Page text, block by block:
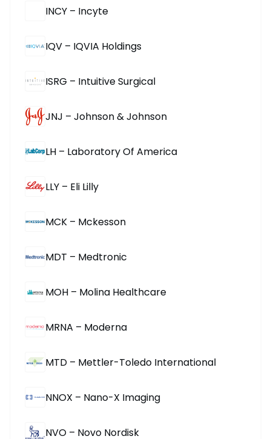
INCY – Incyte
IQV – IQVIA Holdings
ISRG – Intuitive Surgical
JNJ – Johnson & Johnson
LH – Laboratory Of America
LLY – Eli Lilly
MCK – Mckesson
MDT – Medtronic
MOH – Molina Healthcare
MRNA – Moderna
MTD – Mettler-Toledo International
NNOX – Nano-X Imaging
NVO – Novo Nordisk